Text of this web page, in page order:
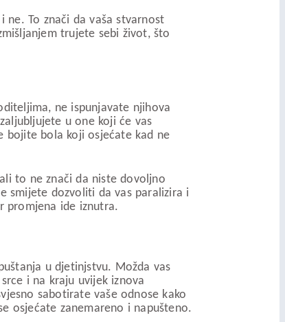
To znači da vaša stvarnost
trujete sebi život, što
ne ispunjavate njihova
u one koji će vas
bojite bola koji osjećate kad ne
to ne znači da niste dovoljno
smijete dozvoliti da vas paralizira i
promjena ide iznutra.
u djetinjstvu. Možda vas
i na kraju uvijek iznova
sabotirate vaše odnose kako
osjećate zanemareno i napušteno.